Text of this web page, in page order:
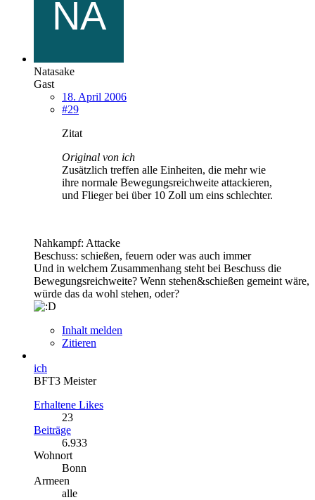
Natasake
Gast
18. April 2006
#29
Zitat
Original von ich
Zusätzlich treffen alle Einheiten, die mehr wie
ihre normale Bewegungsreichweite attackieren,
und Flieger bei über 10 Zoll um eins schlechter.
Nahkampf: Attacke
Beschuss: schießen, feuern oder was auch immer
Und in welchem Zusammenhang steht bei Beschuss die
Bewegungsreichweite? Wenn stehen&schießen gemeint wäre,
würde das da wohl stehen, oder?
Inhalt melden
Zitieren
ich
BFT3 Meister
Erhaltene Likes
23
Beiträge
6.933
Wohnort
Bonn
Armeen
alle